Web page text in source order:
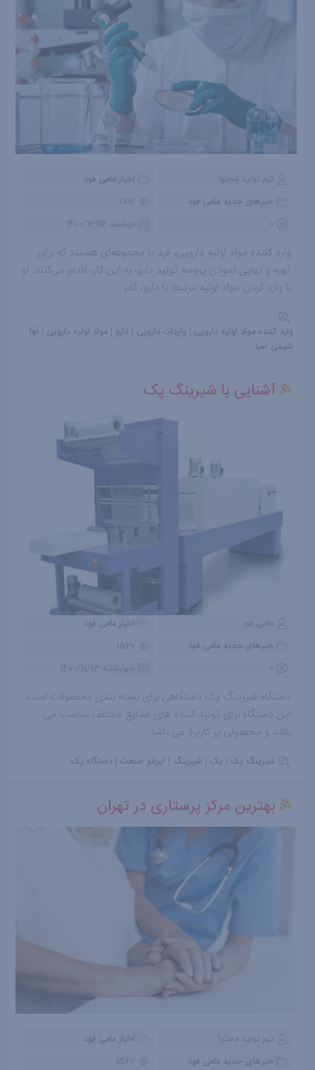
تیم تولید محتوا
اخبار مامی فود
خبرهای جدید مامی فود
1812
دوشنبه 1400/12/16
وارد کننده مواد اولیه دارویی، فرد یا مجموعه‌ای هستند که برای
تهیه و نهایی نمودن پروسه تولید دارو، به این کار، اقدام می‌کنند. او
با وارد کردن مواد اولیه مرتبط با دارو، گام ...
وارد کننده مواد اولیه دارویی | واردات دارویی | دارو |مواد اولیه دارویی |آوا
شیمی صبا
آشنایی با شیرینگ پک
مامی فود
اخبار مامی فود
خبرهای جدید مامی فود
1520
چهارشنبه 1400/11/13
دستگاه شیرینگ پک دستگاهی برای بسته بندی محصولات است.
این دستگاه برای تولید کننده های صنایع مختلف مناسب می
باشد و محصولی پر کاربرد می باشد.
شیرینگ پک | پک | شیرینگ | ایرانو صنعت | دستگاه پک
بهترین مرکز پرستاری در تهران
تیم تولید محتوا
اخبار مامی فود
خبرهای جدید مامی فود
1562